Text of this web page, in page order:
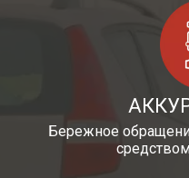
Бережное